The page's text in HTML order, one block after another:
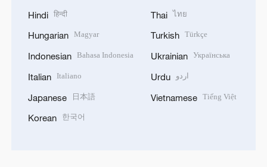
Hindi हिन्दी
Hungarian Magyar
Indonesian Bahasa Indonesia
Italian Italiano
Japanese 日本語
Korean 한국어
Thai ไทย
Turkish Türkçe
Ukrainian Українська
Urdu اردو
Vietnamese Tiếng Việt